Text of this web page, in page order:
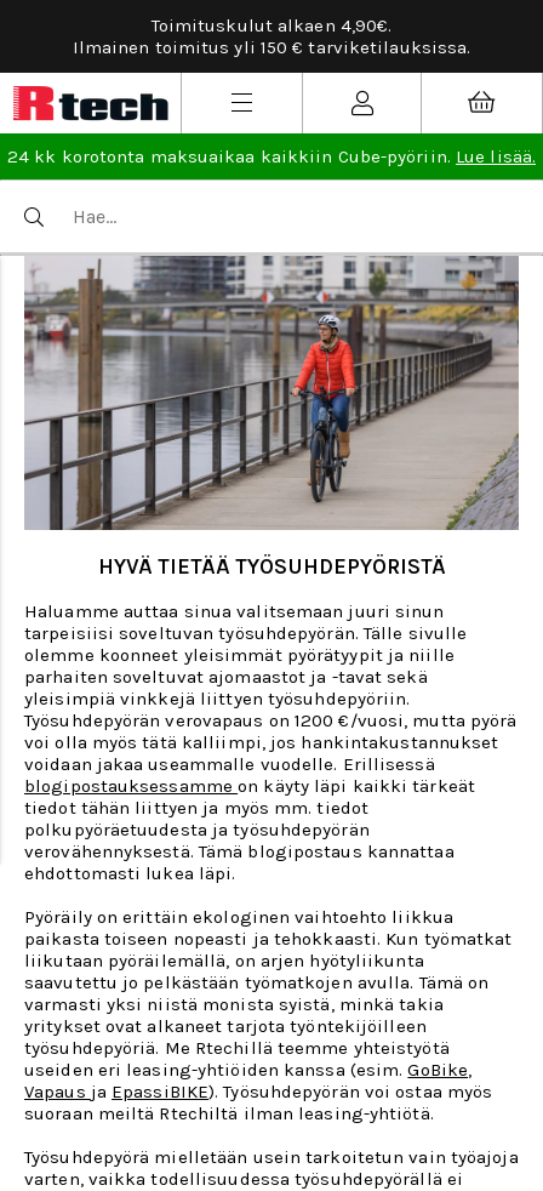
Toimituskulut alkaen 4,90€.
Ilmainen toimitus yli 150 € tarviketilauksissa.
24 kk korotonta maksuaikaa kaikkiin Cube-pyöriin. Lue lisää.
HYVÄ TIETÄÄ TYÖSUHDEPYÖRISTÄ
Haluamme auttaa sinua valitsemaan juuri sinun
tarpeisiisi soveltuvan työsuhdepyörän. Tälle sivulle
olemme koonneet yleisimmät pyörätyypit ja niille
parhaiten soveltuvat ajomaastot ja -tavat sekä
yleisimpiä vinkkejä liittyen työsuhdepyöriin.
Työsuhdepyörän verovapaus on 1200 €/vuosi, mutta pyörä
voi olla myös tätä kalliimpi, jos hankintakustannukset
voidaan jakaa useammalle vuodelle. Erillisessä
blogipostauksessammeon käyty läpi kaikki tärkeät
tiedot tähän liittyen ja myös mm. tiedot
polkupyöräetuudesta ja työsuhdepyörän
verovähennyksestä. Tämä blogipostaus kannattaa
ehdottomasti lukea läpi.
Pyöräily on erittäin ekologinen vaihtoehto liikkua
paikasta toiseen nopeasti ja tehokkaasti. Kun työmatkat
liikutaan pyöräilemällä, on arjen hyötyliikunta
saavutettu jo pelkästään työmatkojen avulla. Tämä on
varmasti yksi niistä monista syistä, minkä takia
yritykset ovat alkaneet tarjota työntekijöilleen
työsuhdepyöriä. Me Rtechillä teemme yhteistyötä
useiden eri leasing-yhtiöiden kanssa (esim.GoBike,
Vapaus ja EpassiBIKE). Työsuhdepyörän voi ostaa myös
suoraan meiltä Rtechiltä ilman leasing-yhtiötä.
Työsuhdepyörä mielletään usein tarkoitetun vain työajoja
varten, vaikka todellisuudessa työsuhdepyörällä ei